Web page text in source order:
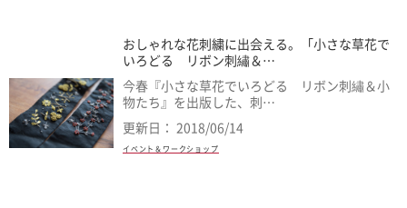
おしゃれな花刺繍に出会える。「小さな草花で
いろどる リボン刺繡＆…
今春『小さな草花でいろどる リボン刺繡＆小
物たち』を出版した、刺…
更新日： 2018/06/14
イベント＆ワークショップ